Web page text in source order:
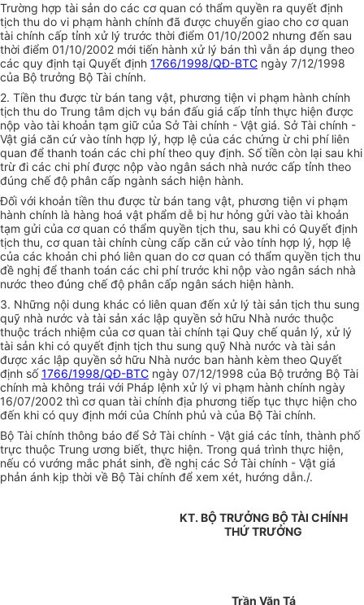
Trường hợp tài sản do các cơ quan có thẩm quyền ra quyết định
tịch thu do vi phạm hành chính đã được chuyển giao cho cơ quan
tài chính cấp tỉnh xử lý trước thời điểm 01/10/2002 nhưng đến sau
thời điểm 01/10/2002 mới tiến hành xử lý bán thì vẫn áp dụng theo
các quy định tại Quyết định 1766/1998/QĐ-BTC ngày 7/12/1998
của Bộ trưởng Bộ Tài chính.
2. Tiền thu được từ bán tang vật, phương tiện vi phạm hành chính
tịch thu do Trung tâm dịch vụ bán đấu giá cấp tỉnh thực hiện được
nộp vào tài khoản tạm giữ của Sở Tài chính - Vật giá. Sở Tài chính -
Vật giá căn cứ vào tính hợp lý, hợp lệ của các chứng ừ chi phí liên
quan để thanh toán các chi phí theo quy định. Số tiền còn lại sau khi
trừ đi các chi phí được nộp vào ngân sách nhà nước cấp tỉnh theo
đúng chế độ phân cấp ngành sách hiện hành.
Đối với khoản tiền thu được từ bán tang vật, phương tiện vi phạm
hành chính là hàng hoá vật phẩm dễ bị hư hỏng gửi vào tài khoản
tạm gửi của cơ quan có thẩm quyền tịch thu, sau khi có Quyết định
tịch thu, cơ quan tài chính cùng cấp căn cứ vào tính hợp lý, hợp lệ
của các khoản chi phó liên quan do cơ quan có thẩm quyền tịch thu
đề nghị để thanh toán các chi phí trước khi nộp vào ngân sách nhà
nước theo đúng chế độ phân cấp ngân sách hiện hành.
3. Những nội dung khác có liên quan đến xử lý tài sản tịch thu sung
quỹ nhà nước và tài sản xác lập quyền sở hữu Nhà nước thuộc
thuộc trách nhiệm của cơ quan tài chính tại Quy chế quản lý, xử lý
tài sản khi có quyết định tịch thu sung quỹ Nhà nước và tài sản
được xác lập quyền sở hữu Nhà nước ban hành kèm theo Quyết
định số1766/1998/QĐ-BTC ngày 07/12/1998 của Bộ trưởng Bộ Tài
chính mà không trái với Pháp lệnh xử lý vi phạm hành chính ngày
16/07/2002 thì cơ quan tài chính địa phương tiếp tục thực hiện cho
đến khi có quy định mới của Chính phủ và của Bộ Tài chính.
Bộ Tài chính thông báo để Sở Tài chính - Vật giá các tỉnh, thành phố
trực thuộc Trung ương biết, thực hiện. Trong quá trình thực hiện,
nếu có vướng mắc phát sinh, đề nghị các Sở Tài chính - Vật giá
phản ánh kịp thời về Bộ Tài chính để xem xét, hướng dẫn./.
KT. BỘ TRƯỞNG BỘ TÀI CHÍNH
THỨ TRƯỞNG
Trần Văn Tá